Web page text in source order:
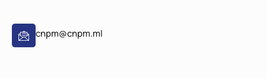
cnpm@cnpm.ml